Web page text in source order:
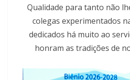
Qualidade para tanto não
colegas experimentados
dedicados há muito ao
honram as tradições de